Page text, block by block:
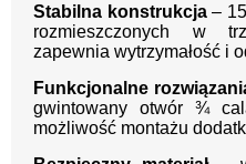
Stabilna konstrukcja– 15
rozmieszczonych w
zapewnia wytrzymałość i
Funkcjonalne
gwintowany otwór ¾
możliwość montażu